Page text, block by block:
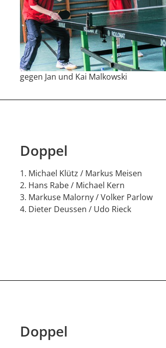
gegen Jan und Kai Malkowski
Doppel
Michael Klütz / Markus Meisen
Hans Rabe / Michael Kern
Markuse Malorny / Volker Parlow
Dieter Deussen / Udo Rieck
Doppel